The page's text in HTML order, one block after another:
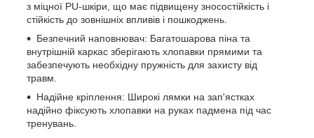
з міцної PU-шкіри, що має підвищену зносостійкість і
стійкість до зовнішніх впливів і пошкоджень.
Безпечний наповнювач: Багатошарова піна та
внутрішній каркас зберігають хлопавки прямими та
забезпечують необхідну пружність для захисту від
травм.
Надійне кріплення: Широкі лямки на зап'ястках
надійно фіксують хлопавки на руках падмена під час
тренувань.